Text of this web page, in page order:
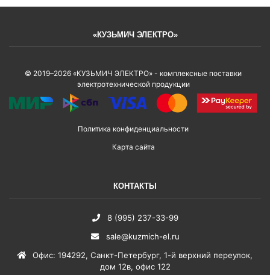
«КУЗЬМИЧ ЭЛЕКТРО»
© 2019–2026 «КУЗЬМИЧ ЭЛЕКТРО» - комплексные поставки
электротехнической продукции
Политика конфиденциальности
Карта сайта
КОНТАКТЫ
8 (995) 237-33-99
sale@kuzmich-el.ru
Офис: 194292, Санкт-Петербург, 1-й верхний переулок,
дом 12в, офис 122